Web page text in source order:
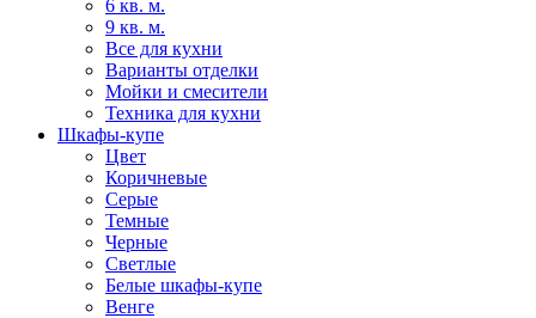
6 кв. м.
9 кв. м.
Все для кухни
Варианты отделки
Мойки и смесители
Техника для кухни
Шкафы-купе
Цвет
Коричневые
Серые
Темные
Черные
Светлые
Белые шкафы-купе
Венге